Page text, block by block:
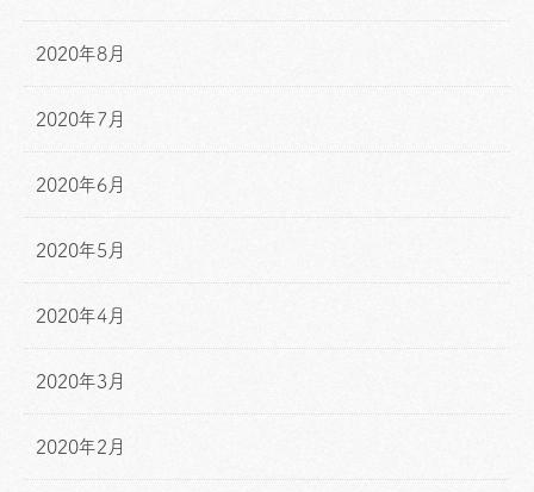
2020年8月
2020年7月
2020年6月
2020年5月
2020年4月
2020年3月
2020年2月